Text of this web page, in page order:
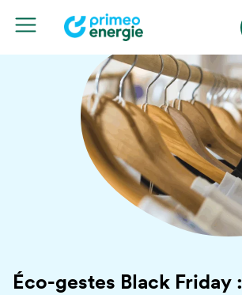
Éco-gestes Black Friday :